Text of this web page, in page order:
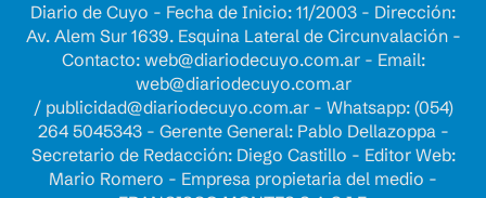
Diario de Cuyo - Fecha de Inicio: 11/2003 - Dirección:
Av. Alem Sur 1639. Esquina Lateral de Circunvalación -
Contacto: web@diariodecuyo.com.ar- Email:
web@diariodecuyo.com.ar
/ publicidad@diariodecuyo.com.ar- Whatsapp: (054)
264 5045343 - Gerente General: Pablo Dellazoppa -
Secretario de Redacción: Diego Castillo - Editor Web:
Mario Romero - Empresa propietaria del medio -